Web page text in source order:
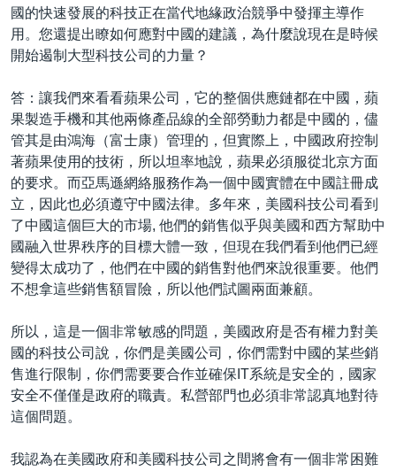
國的快速發展的科技正在當代地緣政治競爭中發揮主導作
用。您還提出瞭如何應對中國的建議，為什麼說現在是時候
開始遏制大型科技公司的力量？
答：讓我們來看看蘋果公司，它的整個供應鏈都在中國，蘋
果製造手機和其他兩條產品線的全部勞動力都是中國的，儘
管其是由鴻海（富士康）管理的，但實際上，中國政府控制
著蘋果使用的技術，所以坦率地說，蘋果必須服從北京方面
的要求。而亞馬遜網絡服務作為一個中國實體在中國註冊成
立，因此也必須遵守中國法律。多年來，美國科技公司看到
了中國這個巨大的市場, 他們的銷售似乎與美國和西方幫助中
國融入世界秩序的目標大體一致，但現在我們看到他們已經
變得太成功了，他們在中國的銷售對他們來說很重要。他們
不想拿這些銷售額冒險，所以他們試圖兩面兼顧。
所以，這是一個非常敏感的問題，美國政府是否有權力對美
國的科技公司說，你們是美國公司，你們需對中國的某些銷
售進行限制，你們需要要合作並確保IT系統是安全的，國家
安全不僅僅是政府的職責。私營部門也必須非常認真地對待
這個問題。
我認為在美國政府和美國科技公司之間將會有一個非常困難